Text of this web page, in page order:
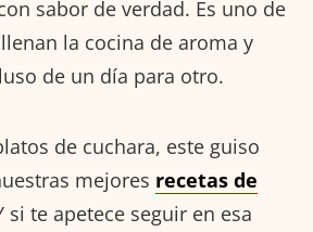
sabor de verdad. Es uno de
la cocina de aroma y
de un día para otro.
de cuchara, este guiso
mejores recetas de
si te apetece seguir en esa